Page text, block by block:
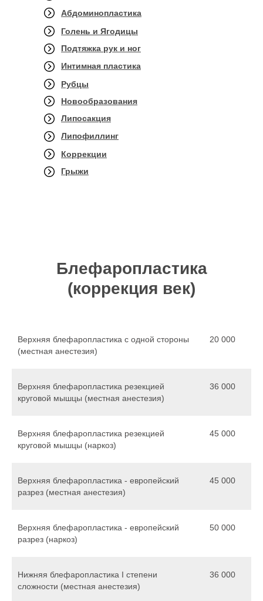
Абдоминопластика
Голень и Ягодицы
Подтяжка рук и ног
Интимная пластика
Рубцы
Новообразования
Липосакция
Липофиллинг
Коррекции
Грыжи
Блефаропластика
(коррекция век)
Верхняя блефаропластика с одной стороны
(местная анестезия)
20 000
Верхняя блефаропластика резекцией
круговой мышцы (местная анестезия)
36 000
Верхняя блефаропластика резекцией
круговой мышцы (наркоз)
45 000
Верхняя блефаропластика - европейский
разрез (местная анестезия)
45 000
Верхняя блефаропластика - европейский
разрез (наркоз)
50 000
Нижняя блефаропластика I степени
сложности (местная анестезия)
36 000